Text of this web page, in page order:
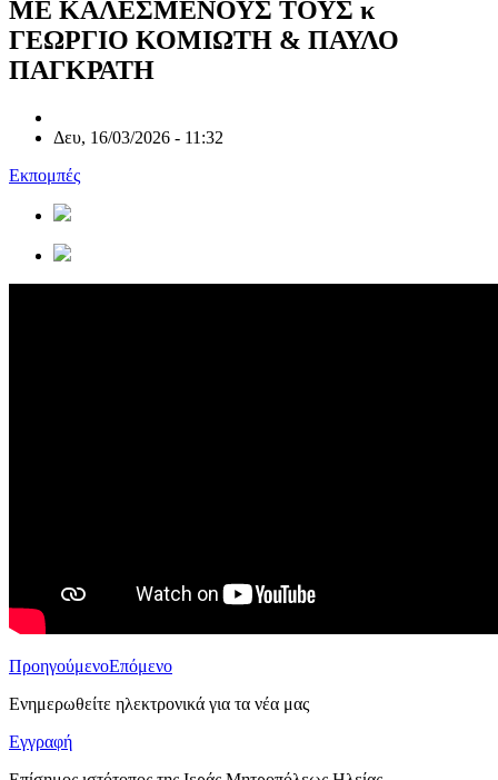
ΜΕ ΚΑΛΕΣΜΕΝΟΥΣ ΤΟΥΣ κ
ΓΕΩΡΓΙΟ ΚΟΜΙΩΤΗ & ΠΑΥΛΟ
ΠΑΓΚΡΑΤΗ
Δευ, 16/03/2026 - 11:32
Εκπομπές
ΠροηγούμενοΕπόμενο
Ενημερωθείτε ηλεκτρονικά για τα νέα μας
Εγγραφή